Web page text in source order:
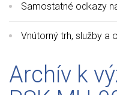
Samostatné odkazy
Vnútorný trh, služby a
Archív k